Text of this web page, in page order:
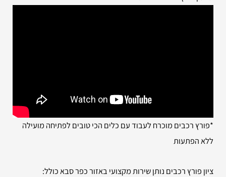
*פורץ רכבים מוכרח לעבוד עם כלים הכי טובים לפתיחה מועילה
ללא הפתעות
ציון פורץ רכבים נותן שירות מקצועי באזור כפר סבא כולל: